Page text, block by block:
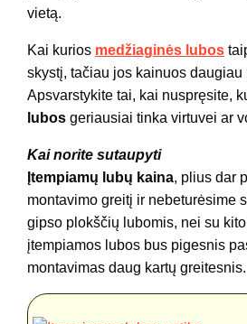
vietą.
Kai kurios medžiaginės lubos
skystį, tačiau jos kainuos
Apsvarstykite tai, kai nuspręsite,
lubos geriausiai tinka virtuvei ar
Kai norite sutaupyti
Įtempiamų lubų kaina, plius dar
montavimo greitį ir nebeturėsime
gipso plokščių lubomis, nei su
įtempiamos lubos bus pigesnis
montavimas daug kartų greitesnis.